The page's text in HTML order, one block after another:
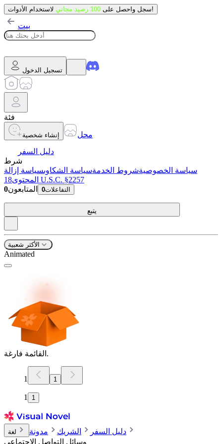
سجل واحصل على 100 رصيد مجاني لاستخدام الأدوات!
بيت
تسجيل الدخول
فئة
إنشاء شخصية
محل
دليل السفر
شرط
سياسة الخصوصيةشروط الخدمةسياسة الشكاوىسياسة إزالة
المحتوى 18 U.S.C. §2257
0المتابعون 0التفاعلات
يتبع
الأكثر شعبية
Animated
القائمة فارغة.
1 1
1 1
لغة دليل السفر الشريك
مدونة
وسائل التواصل الاجتماعي